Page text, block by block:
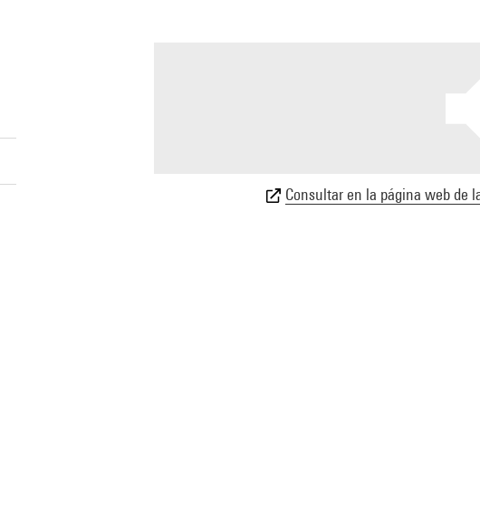
Consultar en la página web de